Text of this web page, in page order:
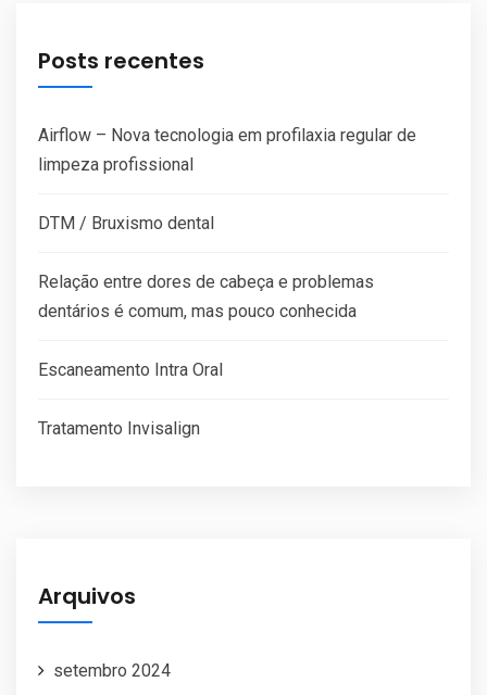
Posts recentes
Airflow – Nova tecnologia em profilaxia regular de
limpeza profissional
DTM / Bruxismo dental
Relação entre dores de cabeça e problemas
dentários é comum, mas pouco conhecida
Escaneamento Intra Oral
Tratamento Invisalign
Arquivos
setembro 2024